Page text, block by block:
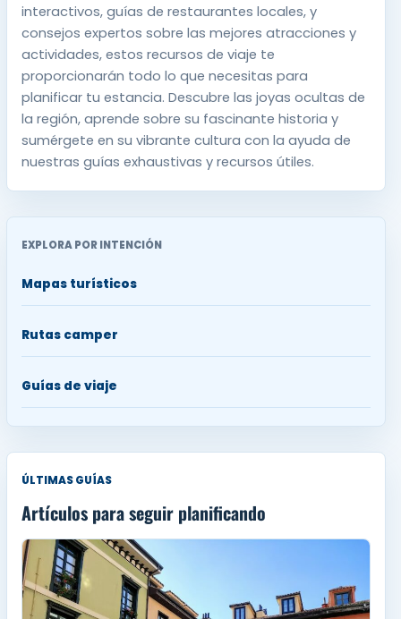
interactivos, guías de restaurantes locales, y
consejos expertos sobre las mejores atracciones y
actividades, estos recursos de viaje te
proporcionarán todo lo que necesitas para
planificar tu estancia. Descubre las joyas ocultas de
la región, aprende sobre su fascinante historia y
sumérgete en su vibrante cultura con la ayuda de
nuestras guías exhaustivas y recursos útiles.
EXPLORA POR INTENCIÓN
Mapas turísticos
Rutas camper
Guías de viaje
ÚLTIMAS GUÍAS
Artículos para seguir planificando